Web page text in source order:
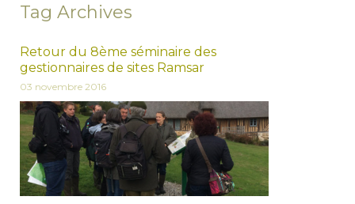
Tag Archives
Retour du 8ème séminaire des
gestionnaires de sites Ramsar
03 novembre 2016